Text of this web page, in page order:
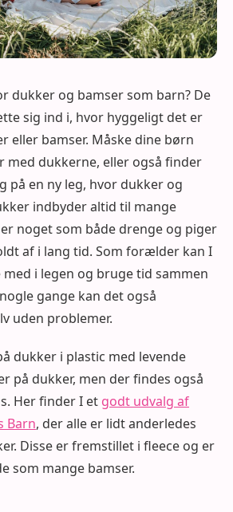
dukker og bamser som barn? De
sig ind i, hvor hyggeligt det er
eller bamser. Måske dine børn
med dukkerne, eller også finder
på en ny leg, hvor dukker og
indbyder altid til mange
noget som både drenge og piger
af i lang tid. Som forælder kan I
i legen og bruge tid sammen
gange kan det også
uden problemer.
dukker i plastic med levende
på dukker, men der findes også
Her finder I et godt udvalg af
Barn, der alle er lidt anderledes
Disse er fremstillet i fleece og er
som mange bamser.